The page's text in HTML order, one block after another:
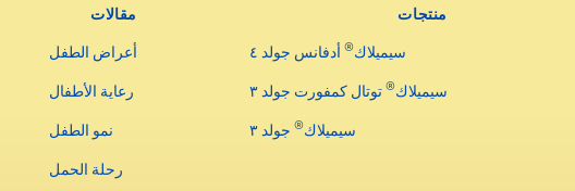
منتجات
سيميلاك® أدفانس جولد ٤
سيميلاك® توتال كمفورت جولد ٣
سيميلاك® جولد ٣
مقالات
أعراض الطفل
رعاية الأطفال
نمو الطفل
رحلة الحمل